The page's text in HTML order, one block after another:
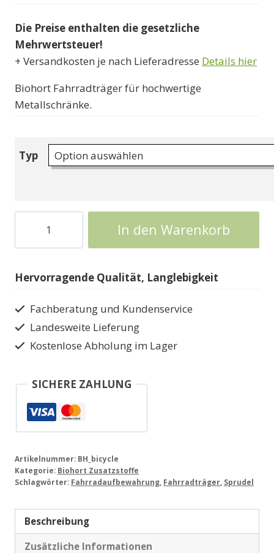
bis
42000 Ft
Die Preise enthalten die gesetzliche
Mehrwertsteuer!
+ Versandkosten je nach Lieferadresse Details hier
Biohort Fahrradträger für hochwertige
Metallschränke.
Typ
Fahrradträger
Menge
In den Warenkorb
Hervorragende Qualität, Langlebigkeit
Fachberatung und Kundenservice
Landesweite Lieferung
Kostenlose Abholung im Lager
SICHERE ZAHLUNG
Artikelnummer: BH_bicycle
Kategorie: Biohort Zusatzstoffe
Schlagwörter: Fahrradaufbewahrung Fahrradträger Sprudel
Beschreibung
Zusätzliche Informationen